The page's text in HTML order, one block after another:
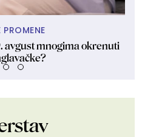
PROMENE
avgust mnogima okrenuti